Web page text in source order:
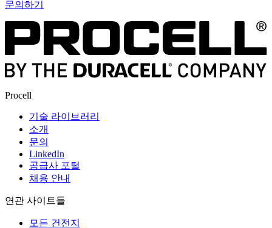
문의하기
Procell
기술 라이브러리
소개
문의
LinkedIn
공급사 포털
채용 안내
연관 사이트들
모든 건전지